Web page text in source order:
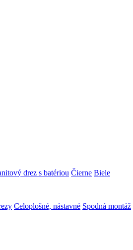
drez s batériou Čierne Biele
Celoplošné, nástavné Spodná montáž